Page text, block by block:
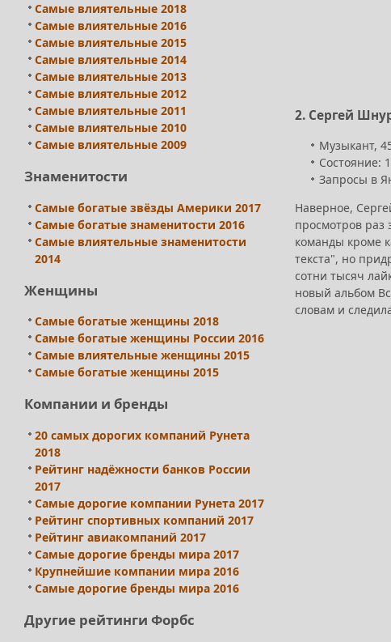
2. Сергей
Музыкант,
Состояние:
Запросы в
Наверное,
просмотров раз
команды кроме
текста", но
сотни тысяч
новый альбом
словам и
Самые влиятельные 2018
Самые влиятельные 2016
Самые влиятельные 2015
Самые влиятельные 2014
Самые влиятельные 2013
Самые влиятельные 2012
Самые влиятельные 2011
Самые влиятельные 2010
Самые влиятельные 2009
Знаменитости
Самые богатые звёзды Америки 2017
Самые богатые знаменитости 2016
Самые влиятельные знаменитости
2014
Женщины
Самые богатые женщины 2018
Самые богатые женщины России 2016
Самые влиятельные женщины 2015
Самые богатые женщины 2015
Компании и бренды
20 самых дорогих компаний Рунета
2018
Рейтинг надёжности банков России
2017
Самые дорогие компании Рунета 2017
Рейтинг спортивных компаний 2017
Рейтинг авиакомпаний 2017
Самые дорогие бренды мира 2017
Крупнейшие компании мира 2016
Самые дорогие бренды мира 2016
Другие рейтинги Форбс